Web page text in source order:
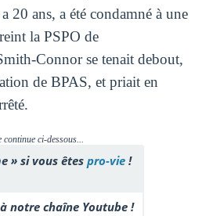
20 ans, a été condamné à une
la PSPO de
Connor se tenait debout,
de BPAS, et priait en
ci-dessous...
» si vous êtespro-vie !
notre chaîne Youtube !